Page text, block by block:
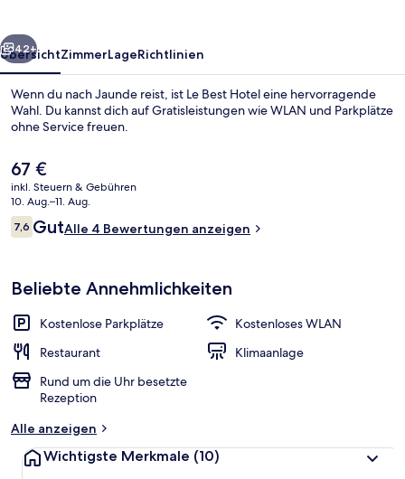
Weiter
42+
ÜbersichtZimmerLageRichtlinien
Wenn du nach Jaunde reist, ist Le Best Hotel eine hervorragende
Wahl. Du kannst dich auf Gratisleistungen wie WLAN und Parkplätze
ohne Service freuen.
Der
aktuelle
Preis
beträgt
67 €.
67 €
inkl. Steuern & Gebühren
10. Aug.–11. Aug.
Bewertungen
7,67,6 von 10.
GutAlle 4 Bewertungen anzeigen
Beliebte Annehmlichkeiten
Kostenlose Parkplätze
Kostenloses WLAN
Restaurant
Klimaanlage
Rund um die Uhr besetzte
Rezeption
Alle anzeigen
Wichtigste Merkmale (10)